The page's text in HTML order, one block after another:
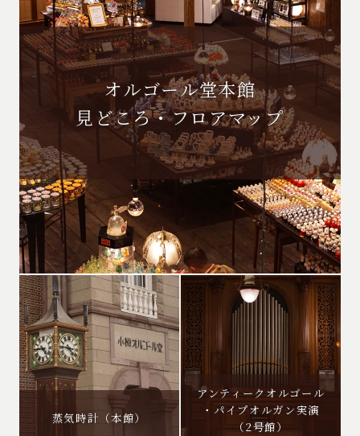
オルゴール堂本館
見どころ・フロアマップ
蒸気時計（本館）
アンティークオルゴール
・パイプオルガン実演
（2号館）